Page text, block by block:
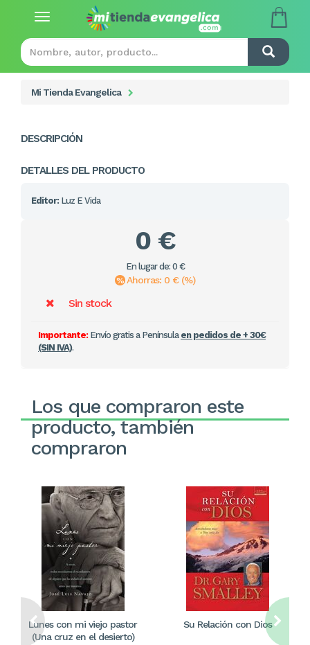
Toggle
Mi Tienda Evangelica
DESCRIPCIÓN
DETALLES DEL PRODUCTO
Editor: Luz E Vida
0 €
En lugar de: 0 €
Ahorras: 0 € (%)
Sin stock
Importante:Envío gratis a Península en pedidos de + 30€
(SIN IVA).
Los que compraron este
producto, también
compraron
Lunes con mi viejo pastor
(Una cruz en el desierto)
Su Relación con Dios